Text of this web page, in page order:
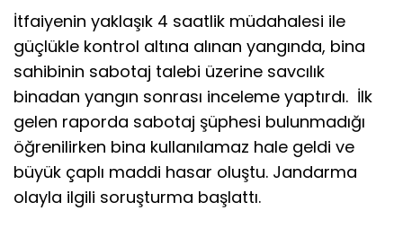
İtfaiyenin yaklaşık 4 saatlik müdahalesi ile
güçlükle kontrol altına alınan yangında, bina
sahibinin sabotaj talebi üzerine savcılık
binadan yangın sonrası inceleme yaptırdı. İlk
gelen raporda sabotaj şüphesi bulunmadığı
öğrenilirken bina kullanılamaz hale geldi ve
büyük çaplı maddi hasar oluştu. Jandarma
olayla ilgili soruşturma başlattı.